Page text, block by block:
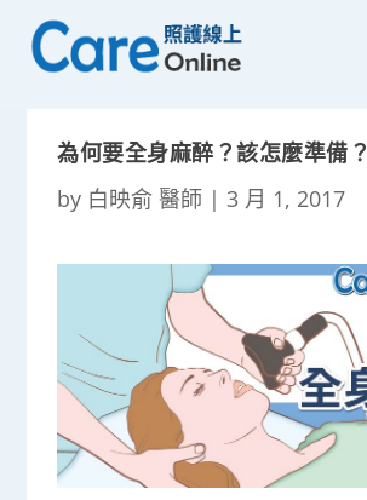
為何要全身麻醉？該怎麼準備？
by 白映俞 醫師 |3 月 1, 2017